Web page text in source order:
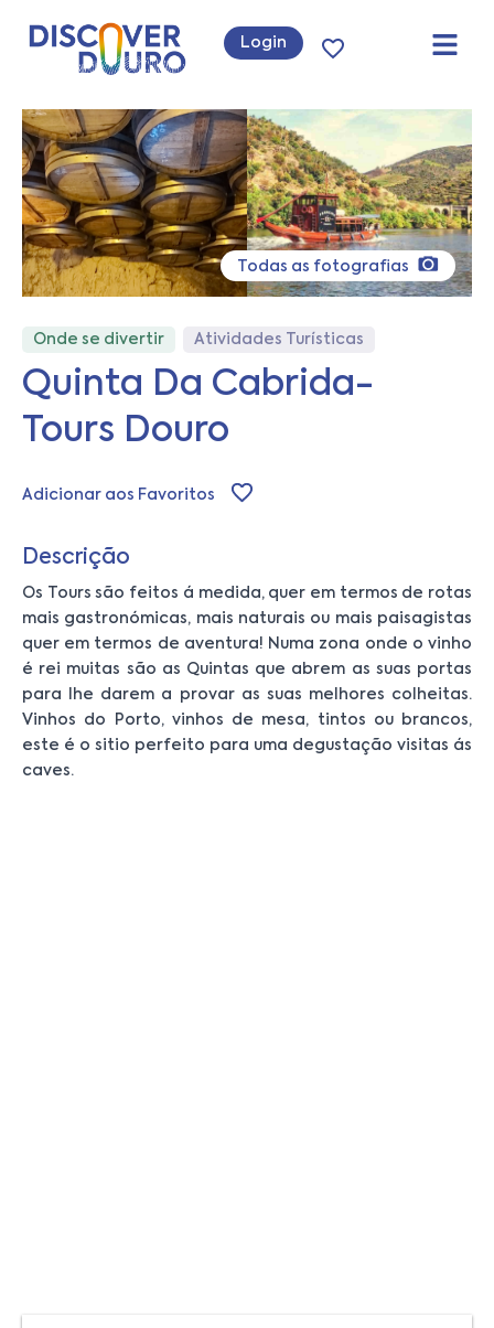
Login
Todas as fotografias
Onde se divertir Atividades Turísticas
Quinta Da Cabrida-
Tours Douro
Adicionar aos Favoritos
Descrição
Os Tours são feitos á medida, quer em termos de rotas
mais gastronómicas, mais naturais ou mais paisagistas
quer em termos de aventura! Numa zona onde o vinho
é rei muitas são as Quintas que abrem as suas portas
para lhe darem a provar as suas melhores colheitas.
Vinhos do Porto, vinhos de mesa, tintos ou brancos,
este é o sitio perfeito para uma degustação visitas ás
caves.